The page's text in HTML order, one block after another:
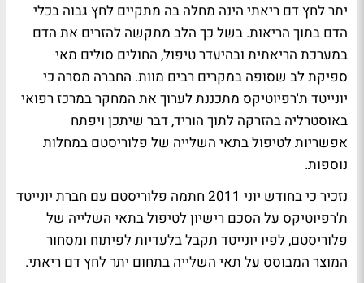
יתר לחץ דם ריאתי הינה מחלה בה מתקיים לחץ גבוה בכלי
הדם בתוך הריאות. בשל כך הלב מתקשה להזרים את הדם
במערכת הריאתית ובהיעדר טיפול, החולים סולים מאי
ספיקת לב שסופה במקרים רבים מוות. החברה מסרה כי
יונייטד ת'רפיוטיקס מתכננת לערוך את המחקר במרכז רפואי
באוסטרליה בהזרקה לתוך הוריד, דבר שיתכן ויפתח
אפשריות לטיפול בתאי השלייה של פלוריסטם במחלות
נוספות.
נזכיר כי בחודש יוני 2011 חתמה פלוריסטם עם חברת יונייטד
ת'רפיוטיקס על הסכם רישיון לטיפול בתאי השלייה של
פלוריסטם, לפיו יונייטד תקבל בלעדיות לפיתוח ומסחור
המוצר המבוסס על תאי השלייה בתחום יתר לחץ דם ריאתי.